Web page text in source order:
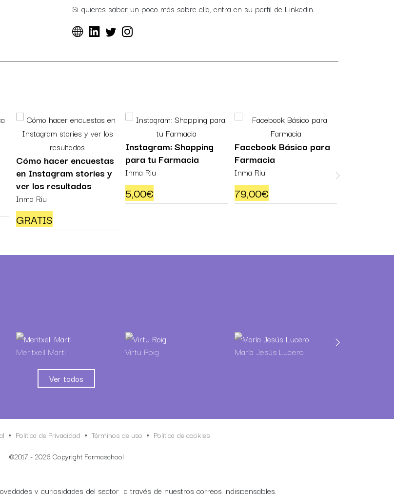
Si quieres saber un poco más sobre ella, entra en su perfil de Linkedin.
Cómo hacer encuestas
en Instagram stories y
ver los resultados
Inma Riu
GRATIS
Instagram: Shopping
para tu Farmacia
Inma Riu
5,00€
Facebook Básico para
Farmacia
Inma Riu
79,00€
Meritxell Marti Virtu Roig María Jesús Lucero
Ver todos
Política de Privacidad Términos de uso Política de cookies
©2017 - 2026 Copyright Farmaschool
y curiosidades del sector a través de nuestros correos indispensables.